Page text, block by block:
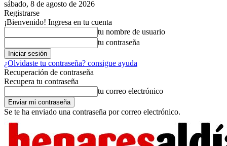
sábado, 8 de agosto de 2026
Registrarse
¡Bienvenido! Ingresa en tu cuenta
tu nombre de usuario
tu contraseña
¿Olvidaste tu contraseña? consigue ayuda
Recuperación de contraseña
Recupera tu contraseña
tu correo electrónico
Se te ha enviado una contraseña por correo electrónico.